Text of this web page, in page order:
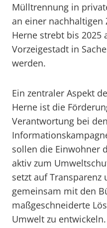
Mülltrennung in
an einer nachhaltigen
Herne strebt bis 2025
Vorzeigestadt in
werden.
Ein zentraler Aspekt
Herne ist die
Verantwortung bei
sollen die Einwohner
aktiv zum
setzt auf
gemeinsam mit den
maßgeschneiderte
Umwelt zu